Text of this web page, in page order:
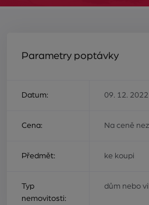
Parametry poptávky
Datum: 09. 12. 2022
Cena: Na ceně
Předmět: ke koupi
Typ
nemovitosti:
dům nebo